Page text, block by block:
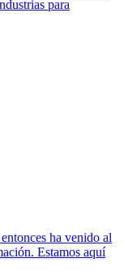
para
ha venido al
Estamos aquí